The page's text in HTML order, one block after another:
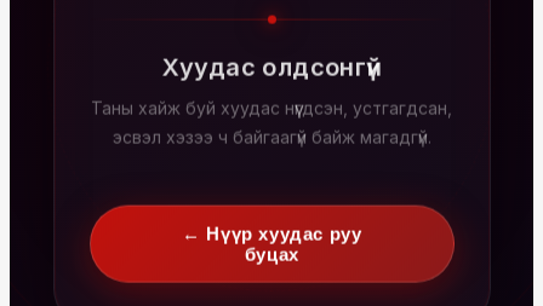
Хуудас олдсонгүй
Таны хайж буй хуудас нүүгдсэн, устгагдсан,
эсвэл хэзээ ч байгаагүй байж магадгүй.
← Нүүр хуудас руу
буцах